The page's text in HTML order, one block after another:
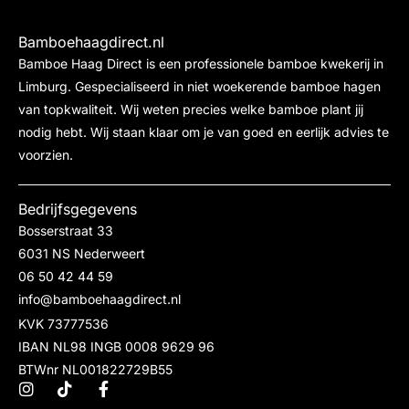
Bamboehaagdirect.nl
Bamboe Haag Direct is een professionele bamboe kwekerij in
Limburg. Gespecialiseerd in niet woekerende bamboe hagen
van topkwaliteit. Wij weten precies welke bamboe plant jij
nodig hebt. Wij staan klaar om je van goed en eerlijk advies te
voorzien.
Bedrijfsgegevens
Bosserstraat 33
6031 NS Nederweert
06 50 42 44 59
info@bamboehaagdirect.nl
KVK 73777536
IBAN NL98 INGB 0008 9629 96
BTWnr NL001822729B55